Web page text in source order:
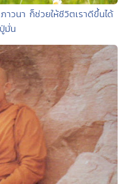
วนา ก็ช่วยให้ชีวิตเราดีขึ้นได้
มั่น